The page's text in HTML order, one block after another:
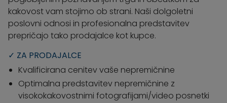
kakovost vam stojimo ob strani. Naši dolgoletni
poslovni odnosi in profesionalna predstavitev
prepričajo tako prodajalce kot kupce.
✓ ZA PRODAJALCE
Kvalificirana cenitev vaše nepremičnine
Optimalna predstavitev nepremičnine z
visokokakovostnimi fotografijami/video posnetki